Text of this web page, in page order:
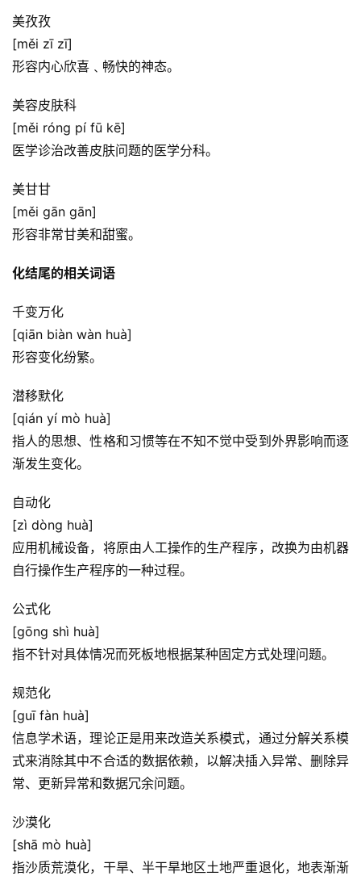
首
页
词
好
句
美孜孜
[měi zī zī]
形容内心欣喜﹑畅快的神态。
美容皮肤科
[měi róng pí fū kē]
医学诊治改善皮肤问题的医学分科。
美甘甘
[měi gān gān]
形容非常甘美和甜蜜。
化结尾的相关词语
千变万化
[qiān biàn wàn huà]
形容变化纷繁。
潜移默化
[qián yí mò huà]
指人的思想、性格和习惯等在不知不觉中受到外界影响而逐
渐发生变化。
自动化
[zì dòng huà]
应用机械设备，将原由人工操作的生产程序，改换为由机器
自行操作生产程序的一种过程。
公式化
[gōng shì huà]
指不针对具体情况而死板地根据某种固定方式处理问题。
规范化
[guī fàn huà]
信息学术语，理论正是用来改造关系模式，通过分解关系模
式来消除其中不合适的数据依赖，以解决插入异常、删除异
常、更新异常和数据冗余问题。
沙漠化
[shā mò huà]
指沙质荒漠化，干旱、半干旱地区土地严重退化，地表渐渐